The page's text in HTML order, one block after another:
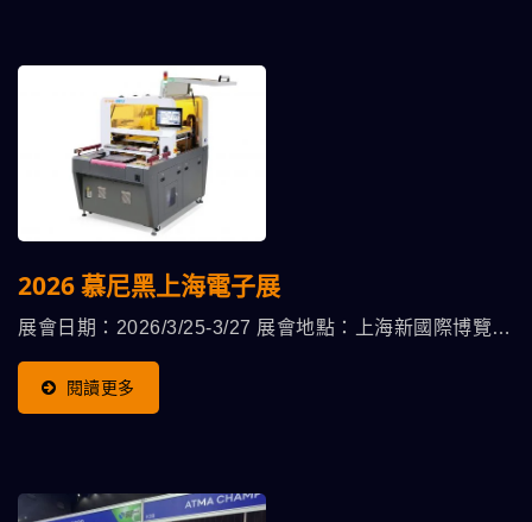
2026 慕尼黑上海電子展
展會日期：2026/3/25-3/27 展會地點：上海新國際博覽中
心 攤位號碼：E3.3390
閱讀更多